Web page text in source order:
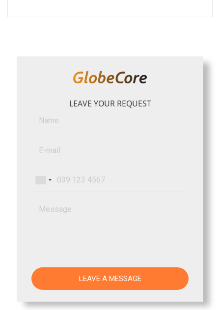
LEAVE YOUR REQUEST